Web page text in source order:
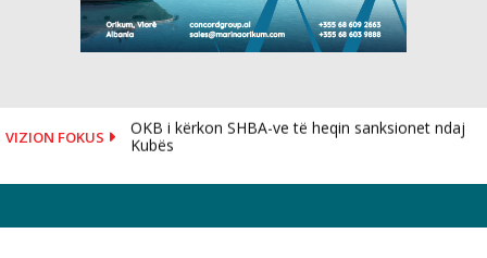
VIZION FOKUS
OKB i kërkon SHBA-ve të heqin sanksionet ndaj
Kubës